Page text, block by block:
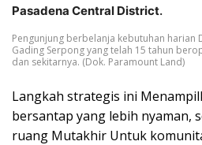
Pasadena Central District.
Pengunjung berbelanja kebutuhan harian
Gading Serpong yang telah 15 tahun
dan sekitarnya. (Dok. Paramount Land)
Langkah strategis ini
bersantap yang lebih nyaman,
ruang Mutakhir Untuk